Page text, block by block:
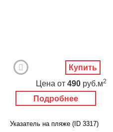
Подробнее
Цена от 490 руб.м2
Купить
Указатель на пляже (ID 3317)